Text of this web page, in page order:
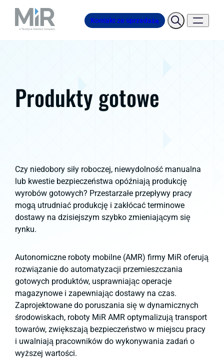
Kontakt ze sprzedażą
Produkty gotowe
Czy niedobory siły roboczej, niewydolność manualna
lub kwestie bezpieczeństwa opóźniają produkcję
wyrobów gotowych? Przestarzałe przepływy pracy
mogą utrudniać produkcję i zakłócać terminowe
dostawy na dzisiejszym szybko zmieniającym się
rynku.
Autonomiczne roboty mobilne (AMR) firmy MiR oferują
rozwiązanie do automatyzacji przemieszczania
gotowych produktów, usprawniając operacje
magazynowe i zapewniając dostawy na czas.
Zaprojektowane do poruszania się w dynamicznych
środowiskach, roboty MiR AMR optymalizują transport
towarów, zwiększają bezpieczeństwo w miejscu pracy
i uwalniają pracowników do wykonywania zadań o
wyższej wartości.